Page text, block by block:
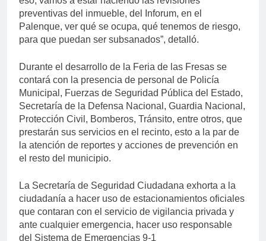
preventivas del inmueble, del Inforum, en el
Palenque, ver qué se ocupa, qué tenemos de riesgo,
para que puedan ser subsanados”, detalló.
Durante el desarrollo de la Feria de las Fresas se
contará con la presencia de personal de Policía
Municipal, Fuerzas de Seguridad Pública del Estado,
Secretaría de la Defensa Nacional, Guardia Nacional,
Protección Civil, Bomberos, Tránsito, entre otros, que
prestarán sus servicios en el recinto, esto a la par de
la atención de reportes y acciones de prevención en
el resto del municipio.
La Secretaría de Seguridad Ciudadana exhorta a la
ciudadanía a hacer uso de estacionamientos oficiales
que contaran con el servicio de vigilancia privada y
ante cualquier emergencia, hacer uso responsable
del Sistema de Emergencias 9-1